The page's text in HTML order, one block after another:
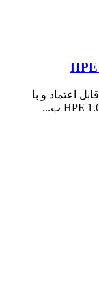
HPE
اعتماد و با